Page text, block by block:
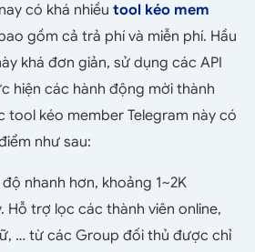
có khá nhiều tool kéo mem
gồm cả trả phí và miễn phí. Hầu
khá đơn giản, sử dụng các API
hiện các hành động mời thành
tool kéo member Telegram này có
như sau:
độ nhanh hơn, khoảng 1~2K
Hỗ trợ lọc các thành viên online,
… từ các Group đối thủ được chỉ